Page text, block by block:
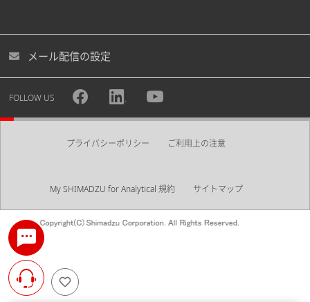
メール配信の設定
FOLLOW US
プライバシーポリシー ご利用上の注意
My SHIMADZU for Analytical 規約 サイトマップ